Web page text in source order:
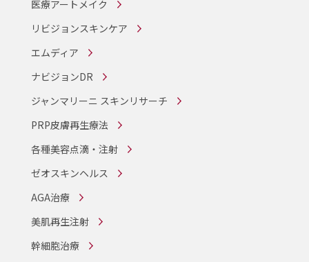
医療アートメイク
リビジョンスキンケア
エムディア
ナビジョンDR
ジャンマリーニ スキンリサーチ
PRP皮膚再生療法
各種美容点滴・注射
ゼオスキンヘルス
AGA治療
美肌再生注射
幹細胞治療